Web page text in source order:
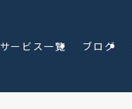
サービス一覧 ブログ